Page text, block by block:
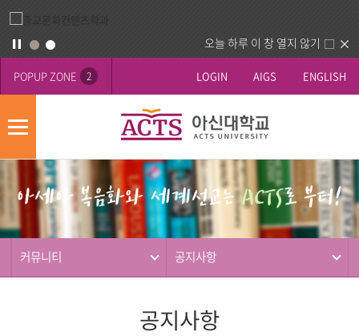
오늘 하루 이 창 열지 않기
POPUP ZONE 2 LOGIN AIGS ENGLISH
모
메
뉴
역
커뮤니티 공지사항
공지사항